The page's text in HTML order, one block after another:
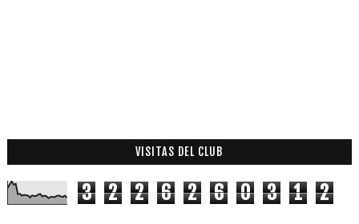
VISITAS DEL CLUB
3 2 2 6 2 6 0 3 1 2